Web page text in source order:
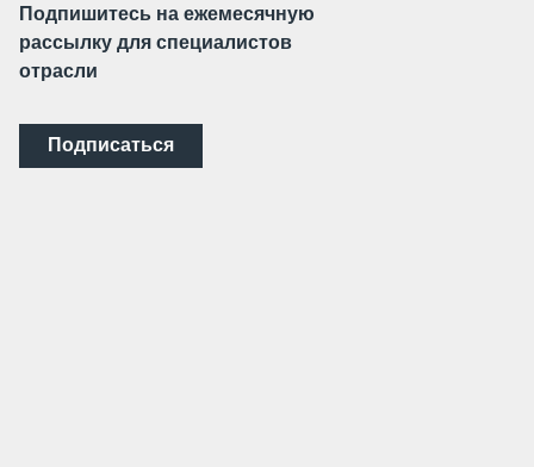
Подпишитесь на ежемесячную
рассылку для специалистов
отрасли
Подписаться